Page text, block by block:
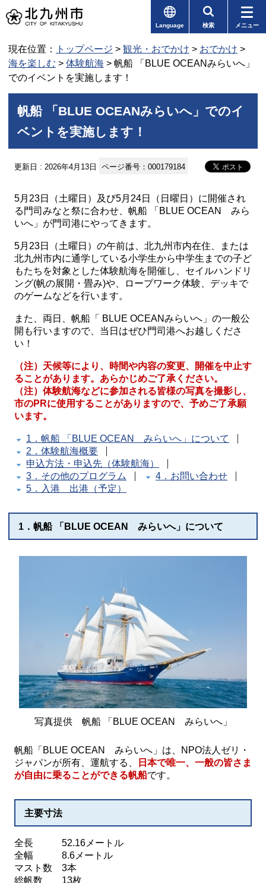
Language 検索 メニュー
現在位置： トップページ > 観光・おでかけ > おでかけ >
海を楽しむ > 体験航海 > 帆船 「BLUE OCEANみらいへ」
でのイベントを実施します！
帆船 「BLUE OCEANみらいへ」でのイ
ベントを実施します！
更新日 : 2026年4月13日 ページ番号：000179184
5月23日（土曜日）及び5月24日（日曜日）に開催され
る門司みなと祭に合わせ、帆船 「BLUE OCEAN みら
いへ」が門司港にやってきます。
5月23日（土曜日）の午前は、北九州市内在住、または
北九州市内に通学している小学生から中学生までの子ど
もたちを対象とした体験航海を開催し、セイルハンドリ
ング(帆の展開・畳み)や、ロープワーク体験、デッキで
のゲームなどを行います。
また、両日、帆船「 BLUE OCEANみらいへ」の一般公
開も行いますので、当日はぜひ門司港へお越しくださ
い！
（注）天候等により、時間や内容の変更、開催を中止す
ることがあります。あらかじめご了承ください。
（注）体験航海などに参加される皆様の写真を撮影し、
市のPRに使用することがありますので、予めご了承願
います。
1．帆船 「BLUE OCEAN みらいへ」について
2．体験航海概要
申込方法・申込先（体験航海）
3．その他のプログラム
4．お問い合わせ
5．入港 出港（予定）
1．帆船 「BLUE OCEAN みらいへ」について
写真提供 帆船 「BLUE OCEAN みらいへ」
帆船「BLUE OCEAN みらいへ」は、NPO法人ゼリ・
ジャパンが所有、運航する、
日本で唯一、一般の皆さま
が自由に乗ることができる帆船です。
主要寸法
全長 52.16メートル
全幅 8.6メートル
マスト数 3本
総帆数 13枚